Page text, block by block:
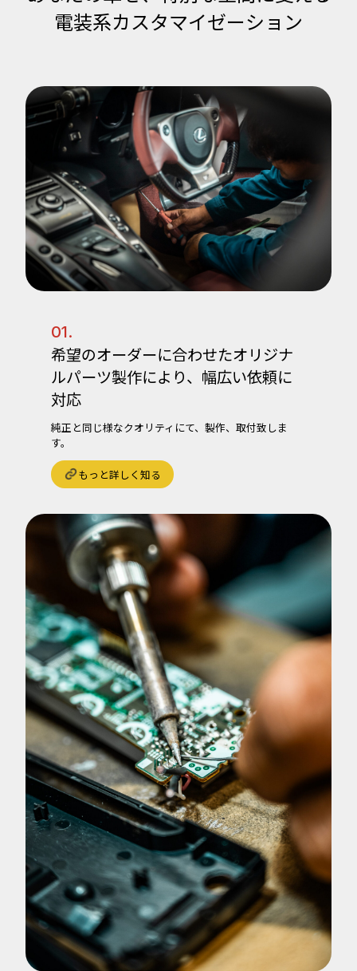
電装系カスタマイゼーション
01.
希望のオーダーに合わせたオリジナ
ルパーツ製作により、幅広い依頼に
対応
純正と同じ様なクオリティにて、製作、取付致しま
す。
もっと詳しく知る